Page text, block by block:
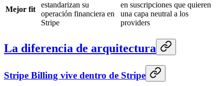
Mejor fit
estandarizan su
operación financiera en
Stripe
en suscripciones que quieren
una capa neutral a los
providers
La diferencia de arquitectura
Stripe Billing vive dentro de Stripe